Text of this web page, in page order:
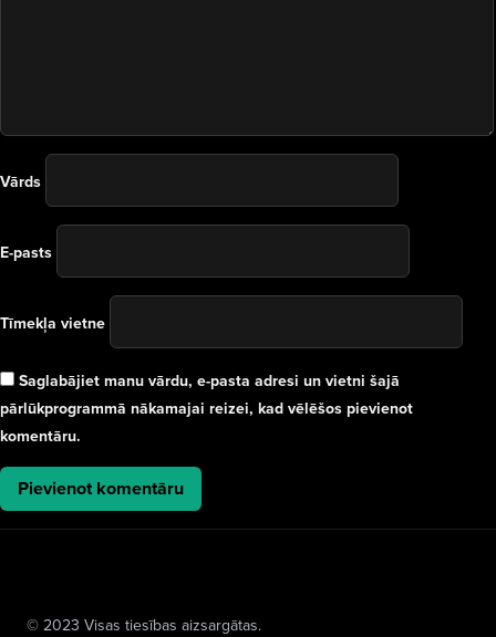
Vārds
E-pasts
Tīmekļa vietne
Saglabājiet manu vārdu, e-pasta adresi un vietni šajā
pārlūkprogrammā nākamajai reizei, kad vēlēšos pievienot
komentāru.
© 2023 Visas tiesības aizsargātas.